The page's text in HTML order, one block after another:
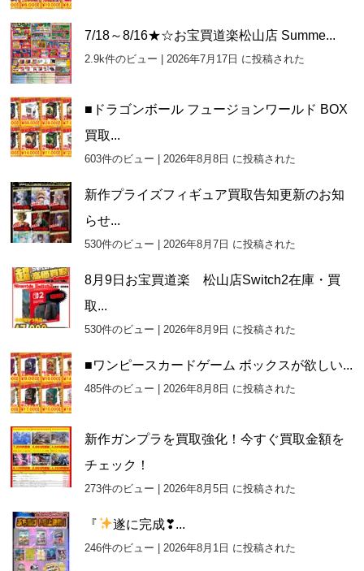
7/18～8/16★☆お宝買道楽松山店 Summe...
2.9k件のビュー | 2026年7月17日 に投稿された
■ドラゴンボール フュージョンワールド BOX
買取...
603件のビュー | 2026年8月8日 に投稿された
新作プライズフィギュア買取告知更新のお知
らせ...
530件のビュー | 2026年8月7日 に投稿された
8月9日お宝買道楽 松山店Switch2在庫・買
取...
530件のビュー | 2026年8月9日 に投稿された
■ワンピースカードゲーム ボックスが欲しい...
485件のビュー | 2026年8月8日 に投稿された
新作ガンプラを買取強化！今すぐ買取金額を
チェック！
273件のビュー | 2026年8月5日 に投稿された
『 遂に完成❣...
246件のビュー | 2026年8月1日 に投稿された